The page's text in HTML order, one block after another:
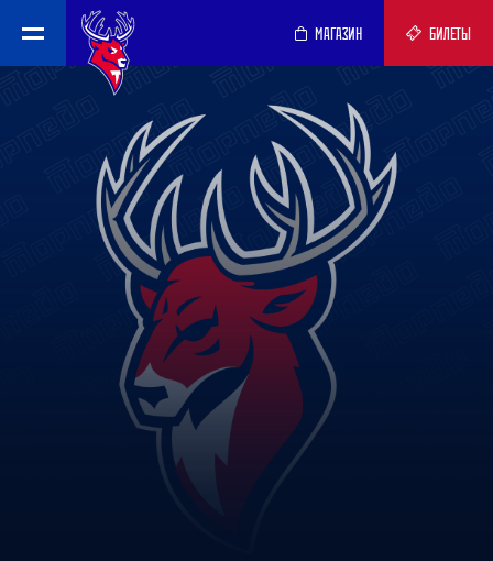
МАГАЗИН БИЛЕТЫ